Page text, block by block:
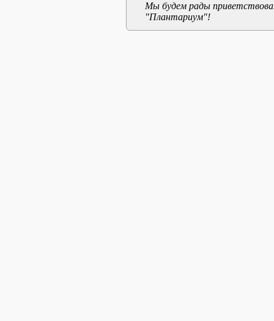
Мы будем рады
"Плантариум"!